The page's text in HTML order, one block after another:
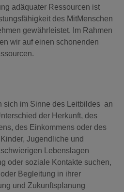
adäquater Ressourcen ist
des MitMenschen
gewährleistet. Im Rahmen
wir auf einen schonenden
sich im Sinne des Leitbildes an
der Herkunft, des
des Einkommens oder des
Jugendliche und
Lebenslagen
oder soziale Kontakte suchen,
Begleitung in ihrer
und Zukunftsplanung